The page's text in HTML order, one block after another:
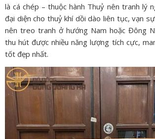
là cá chép – thuộc hành Thuỷ nên tranh lý
đại diện cho thuỷ khí dồi dào liên tục, vạn
nên treo tranh ở hướng Nam hoặc Đông
thu hút được nhiều năng lượng tích cực,
tốt đẹp nhất.